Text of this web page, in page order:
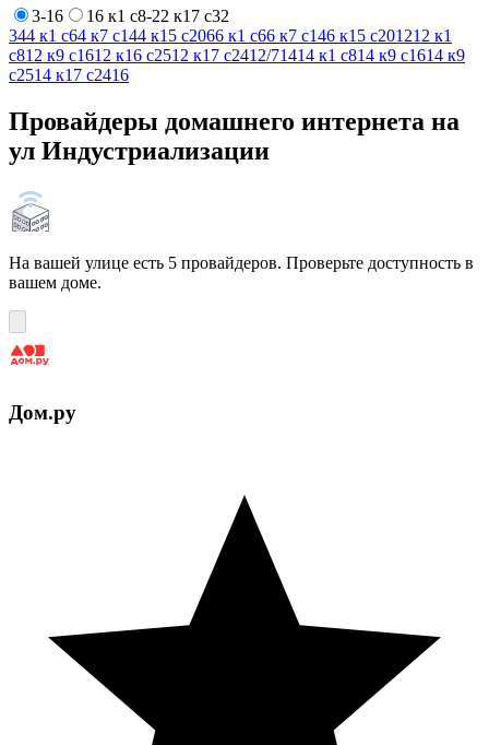
3-16
16 к1 с8-22 к17 с32
344 к1 с64 к7 с144 к15 с2066 к1 с66 к7 с146 к15 с201212 к1
с812 к9 с1612 к16 с2512 к17 с2412/71414 к1 с814 к9 с1614 к9
с2514 к17 с2416
Провайдеры домашнего интернета на
ул Индустриализации
На вашей улице есть 5 провайдеров. Проверьте доступность в
вашем доме.
Дом.ру